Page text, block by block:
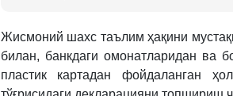
Жисмоний шахс таълим ҳақини
билан, банкдаги омонатларидан ва
пластик картадан фойдаланган